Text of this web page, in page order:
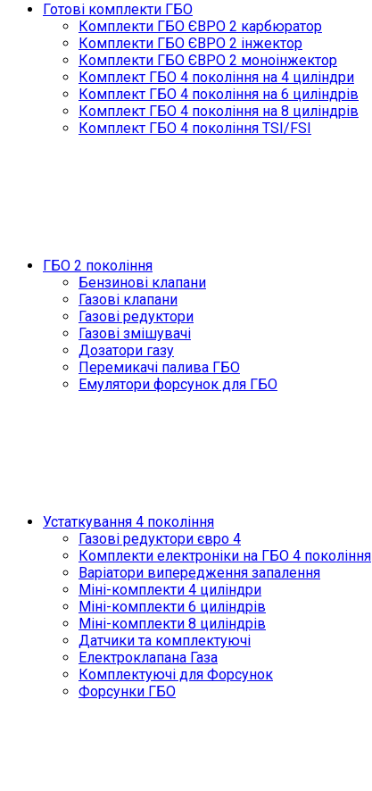
Готові комплекти ГБО
Комплекти ГБО ЄВРО 2 карбюратор
Комплекти ГБО ЄВРО 2 інжектор
Комплекти ГБО ЄВРО 2 моноінжектор
Комплект ГБО 4 покоління на 4 циліндри
Комплект ГБО 4 покоління на 6 циліндрів
Комплект ГБО 4 покоління на 8 циліндрів
Комплект ГБО 4 покоління TSI/FSI
ГБО 2 покоління
Бензинові клапани
Газові клапани
Газові редуктори
Газові змішувачі
Дозатори газу
Перемикачі палива ГБО
Емулятори форсунок для ГБО
Устаткування 4 покоління
Газові редуктори євро 4
Комплекти електроніки на ГБО 4 покоління
Варіатори випередження запалення
Міні-комплекти 4 циліндри
Міні-комплекти 6 циліндрів
Міні-комплекти 8 циліндрів
Датчики та комплектуючі
Електроклапана Газа
Комплектуючі для Форсунок
Форсунки ГБО